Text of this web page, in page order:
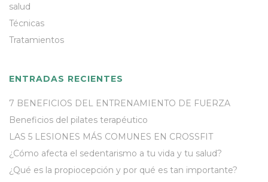
salud
Técnicas
Tratamientos
ENTRADAS RECIENTES
7 BENEFICIOS DEL ENTRENAMIENTO DE FUERZA
Beneficios del pilates terapéutico
LAS 5 LESIONES MÁS COMUNES EN CROSSFIT
¿Cómo afecta el sedentarismo a tu vida y tu salud?
¿Qué es la propiocepción y por qué es tan importante?